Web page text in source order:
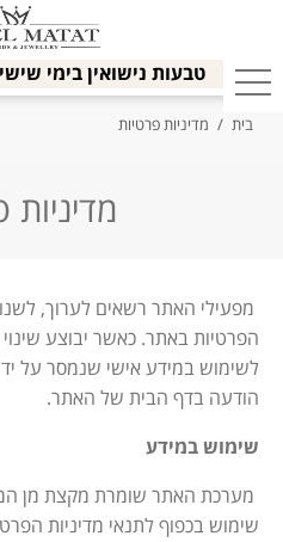
טבעות נישואין בימי
בית / מדיניות פרטיות
מדיניות
מפעילי האתר רשאים לערוך,
הפרטיות באתר. כאשר יבוצע שינוי
לשימוש במידע אישי שנמסר על
הודעה בדף הבית של האתר.
שימוש במידע
מערכת האתר שומרת מקצת מן
שימוש בכפוף לתנאי מדיניות